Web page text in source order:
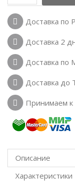
Доставка по
Доставка 2
Доставка по
Доставка до
Принимаем к
Описание
Характеристики